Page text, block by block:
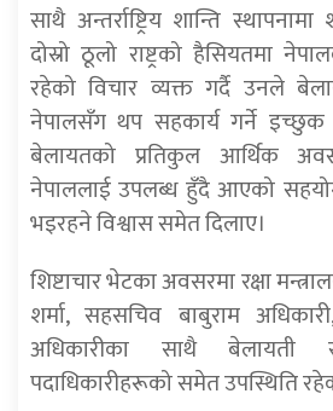
साथै अन्तर्राष्ट्रिय शान्ति
दोस्रो ठूलो राष्ट्रको हैसियतमा
रहेको विचार व्यक्त गर्दै उनले
नेपालसँग थप सहकार्य गर्ने
बेलायतको प्रतिकुल आर्थिक
नेपाललाई उपलब्ध हुँदै आएको सहयोग
भइरहने विश्वास समेत दिलाए।
शिष्टाचार भेटका अवसरमा रक्षा
शर्मा, सहसचिव बाबुराम अधिकारी,
अधिकारीका साथै
पदाधिकारीहरूको समेत उपस्थिति